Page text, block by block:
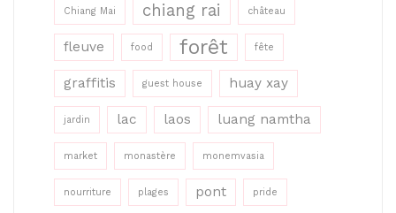
Chiang Mai chiang rai château
fleuve food forêt fête
graffitis guest house huay xay
jardin lac laos luang namtha
market monastère monemvasia
nourriture plages pont pride